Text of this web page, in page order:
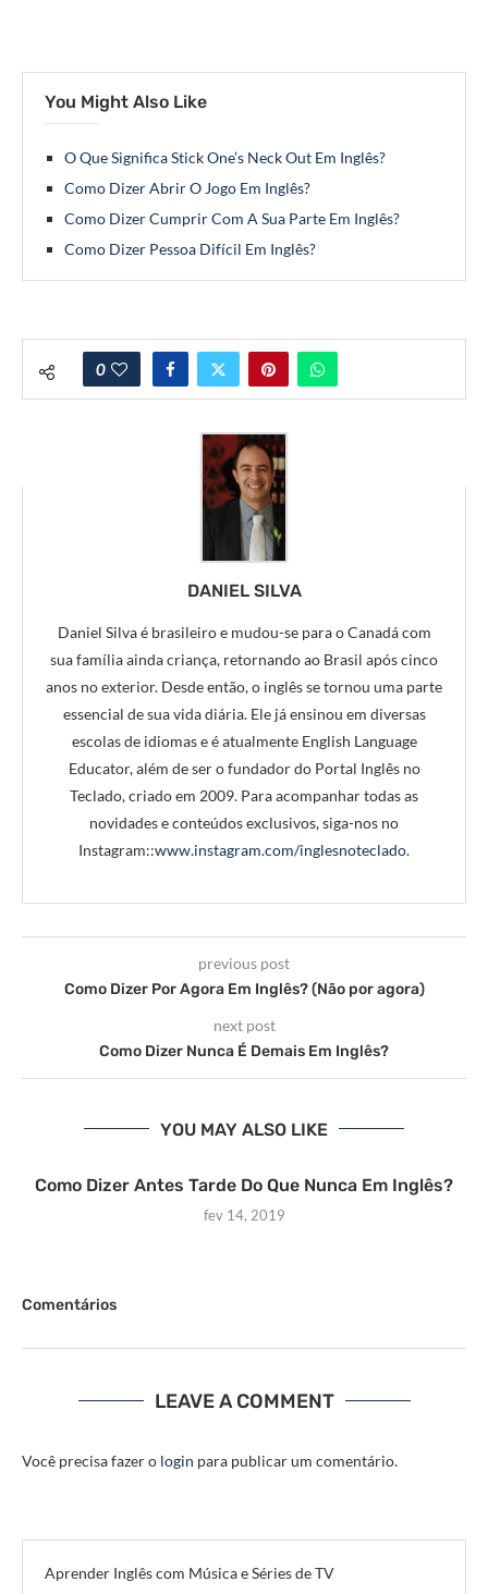
You Might Also Like
O Que Significa Stick One’s Neck Out Em Inglês?
Como Dizer Abrir O Jogo Em Inglês?
Como Dizer Cumprir Com A Sua Parte Em Inglês?
Como Dizer Pessoa Difícil Em Inglês?
0
DANIEL SILVA
Daniel Silva é brasileiro e mudou-se para o Canadá com
sua família ainda criança, retornando ao Brasil após cinco
anos no exterior. Desde então, o inglês se tornou uma parte
essencial de sua vida diária. Ele já ensinou em diversas
escolas de idiomas e é atualmente English Language
Educator, além de ser o fundador do Portal Inglês no
Teclado, criado em 2009. Para acompanhar todas as
novidades e conteúdos exclusivos, siga-nos no
Instagram::www.instagram.com/inglesnoteclado.
previous post
Como Dizer Por Agora Em Inglês? (Não por agora)
next post
Como Dizer Nunca É Demais Em Inglês?
YOU MAY ALSO LIKE
Como Dizer Antes Tarde Do Que Nunca Em Inglês?
fev 14, 2019
Comentários
LEAVE A COMMENT
Você precisa fazer o login para publicar um comentário.
Aprender Inglês com Música e Séries de TV